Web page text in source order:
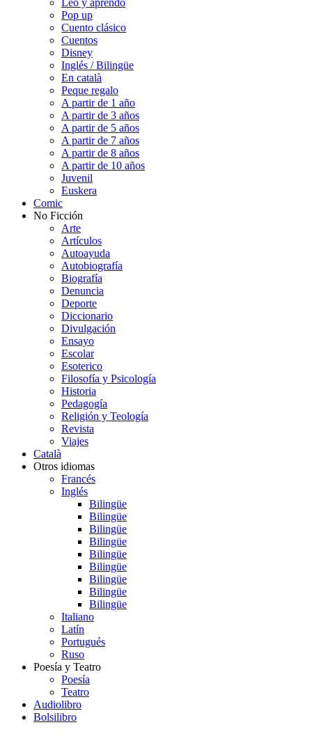
Leo y aprendo
Pop up
Cuento clásico
Cuentos
Disney
Inglés / Bilingüe
En català
Peque regalo
A partir de 1 año
A partir de 3 años
A partir de 5 años
A partir de 7 años
A partir de 8 años
A partir de 10 años
Juvenil
Euskera
Comic
No Ficción
Arte
Artículos
Autoayuda
Autobiografía
Biografía
Denuncia
Deporte
Diccionario
Divulgación
Ensayo
Escolar
Esoterico
Filosofía y Psicología
Historia
Pedagogía
Religión y Teología
Revista
Viajes
Català
Otros idiomas
Francés
Inglés
Bilingüe
Bilingüe
Bilingüe
Bilingüe
Bilingüe
Bilingüe
Bilingüe
Bilingüe
Bilingüe
Italiano
Latín
Portugués
Ruso
Poesía y Teatro
Poesía
Teatro
Audiolibro
Bolsilibro